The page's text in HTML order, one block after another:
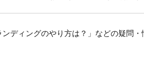
ディングのやり方は？」などの疑問・